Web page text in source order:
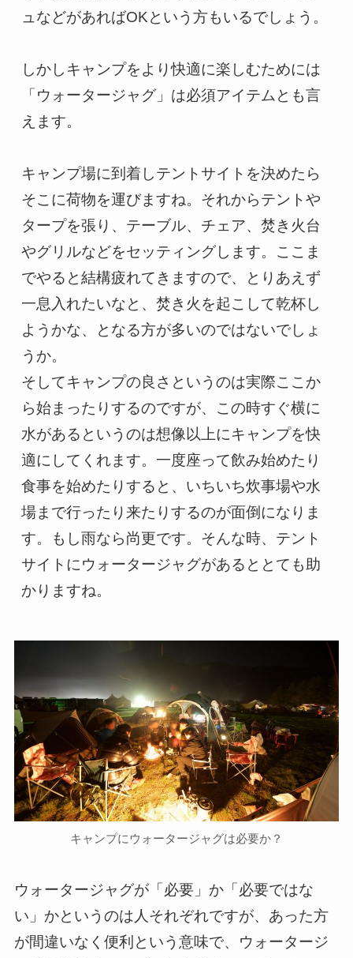
ュなどがあればOKという方もいるでしょう。
しかしキャンプをより快適に楽しむためには
「ウォータージャグ」は必須アイテムとも言
えます。
キャンプ場に到着しテントサイトを決めたら
そこに荷物を運びますね。それからテントや
タープを張り、テーブル、チェア、焚き火台
やグリルなどをセッティングします。ここま
でやると結構疲れてきますので、とりあえず
一息入れたいなと、焚き火を起こして乾杯し
ようかな、となる方が多いのではないでしょ
うか。
そしてキャンプの良さというのは実際ここか
ら始まったりするのですが、この時すぐ横に
水があるというのは想像以上にキャンプを快
適にしてくれます。一度座って飲み始めたり
食事を始めたりすると、いちいち炊事場や水
場まで行ったり来たりするのが面倒になりま
す。もし雨なら尚更です。そんな時、テント
サイトにウォータージャグがあるととても助
かりますね。
キャンプにウォータージャグは必要か？
ウォータージャグが「必要」か「必要ではな
い」かというのは人それぞれですが、あった方
が間違いなく便利という意味で、ウォータージ